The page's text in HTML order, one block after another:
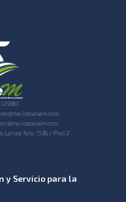
Lanza Nro. 1536 / Piso 2
y Servicio para la